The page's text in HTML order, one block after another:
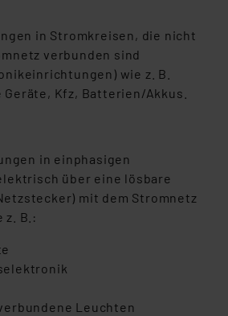
in Stromkreisen, die nicht
verbunden sind
wie z. B.
Kfz, Batterien/Akkus.
in einphasigen
über eine lösbare
mit dem Stromnetz
z. B.:
Leuchten